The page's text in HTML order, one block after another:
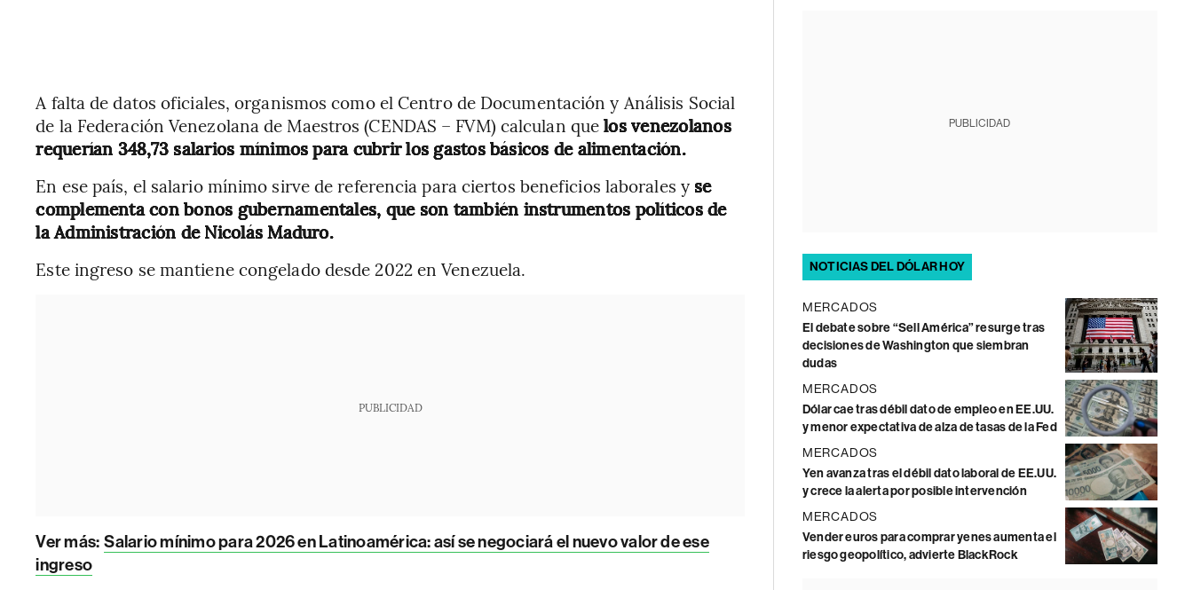
A falta de datos oficiales, organismos como el Centro de Documentación y Análisis Social
de la Federación Venezolana de Maestros (CENDAS – FVM) calculan quelos venezolanos
requerían 348,73 salarios mínimos para cubrir los gastos básicos de alimentación.
En ese país, el salario mínimo sirve de referencia para ciertos beneficios laborales y se
complementa con bonos gubernamentales, que son también instrumentos políticos de
la Administración de Nicolás Maduro.
Este ingreso se mantiene congelado desde 2022 en Venezuela.
PUBLICIDAD
Ver más: Salario mínimo para 2026 en Latinoamérica: así se negociará el nuevo valor de ese
ingreso
PUBLICIDAD
NOTICIAS DEL DÓLAR HOY
MERCADOS
El debate sobre “Sell América” resurge tras
decisiones de Washington que siembran
dudas
MERCADOS
Dólar cae tras débil dato de empleo en EE.UU.
y menor expectativa de alza de tasas de la Fed
MERCADOS
Yen avanza tras el débil dato laboral de EE.UU.
y crece la alerta por posible intervención
MERCADOS
Vender euros para comprar yenes aumenta el
riesgo geopolítico, advierte BlackRock